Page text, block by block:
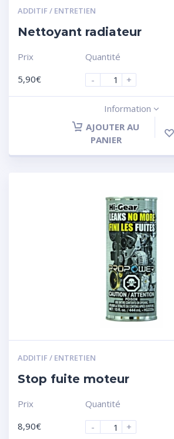
ADDITIF / ENTRETIEN
Nettoyant radiateur
Prix
5,90€
Quantité
-
+
Information
AJOUTER AU
PANIER
ADDITIF / ENTRETIEN
Stop fuite moteur
Prix
8,90€
Quantité
-
+